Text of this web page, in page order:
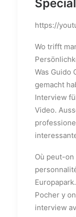
Special
https://
Wo trifft
Was Guido
gemacht
Interview
Video.
Où peut-
Pocher y
interview